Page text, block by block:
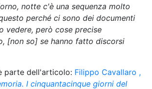
notte c'è una sequenza molto
perché ci sono dei documenti
vedere, però cose precise
[non so] se hanno fatto discorsi
parte dell'articolo: Filippo Cavallaro ,
I cinquantacinque giorni del